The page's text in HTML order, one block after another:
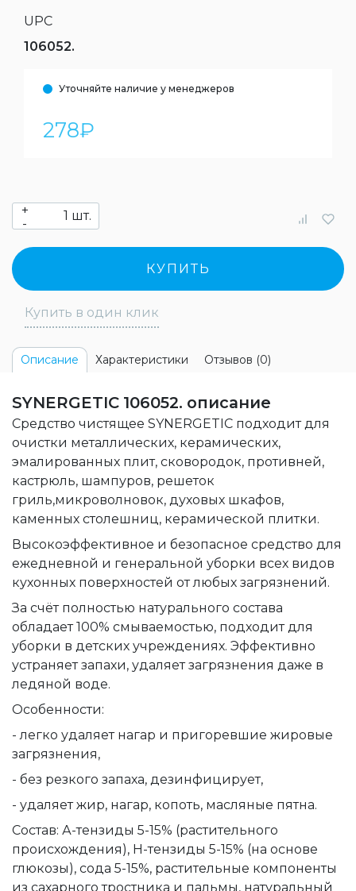
UPC
106052.
Уточняйте наличие у менеджеров
278₽
+
-
шт.
КУПИТЬ
Купить в один клик
Описание Характеристики Отзывов (0)
SYNERGETIC 106052. описание
Средство чистящее SYNERGETIC подходит для
очистки металлических, керамических,
эмалированных плит, сковородок, противней,
кастрюль, шампуров, решеток
гриль,микроволновок, духовых шкафов,
каменных столешниц, керамической плитки.
Высокоэффективное и безопасное средство для
ежедневной и генеральной уборки всех видов
кухонных поверхностей от любых загрязнений.
За счёт полностью натурального состава
обладает 100% смываемостью, подходит для
уборки в детских учреждениях. Эффективно
устраняет запахи, удаляет загрязнения даже в
ледяной воде.
Особенности:
- легко удаляет нагар и пригоревшие жировые
загрязнения,
- без резкого запаха, дезинфицирует,
- удаляет жир, нагар, копоть, масляные пятна.
Состав: А-тензиды 5-15% (растительного
происхождения), Н-тензиды 5-15% (на основе
глюкозы), сода 5-15%, растительные компоненты
из сахарного тростника и пальмы, натуральный